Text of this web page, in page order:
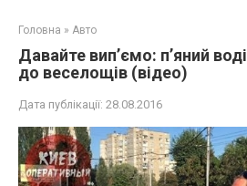
Головна » Авто
Давайте вип’ємо: п’яний
до веселощів (відео)
Дата публікації: 28.08.2016